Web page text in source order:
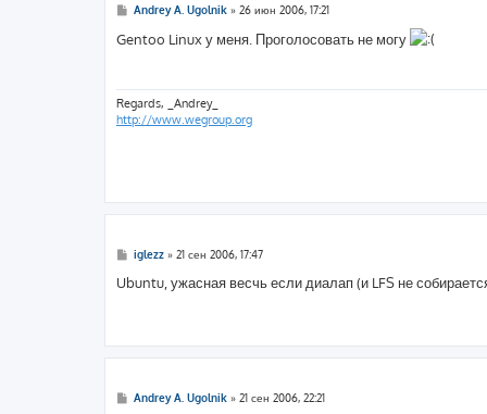
С
о
б
н
и
е
Andrey A. Ugolnik» 26 июн 2006, 17:21
Gentoo Linux у меня. Проголосовать не могу
Regards, _Andrey_
http://www.wegroup.org
С
о
б
и
е
iglezz» 21 сен 2006, 17:47
Ubuntu, ужасная весчь если диалап (и LFS не
СAndrey A. Ugolnik» 21 сен 2006, 22:21